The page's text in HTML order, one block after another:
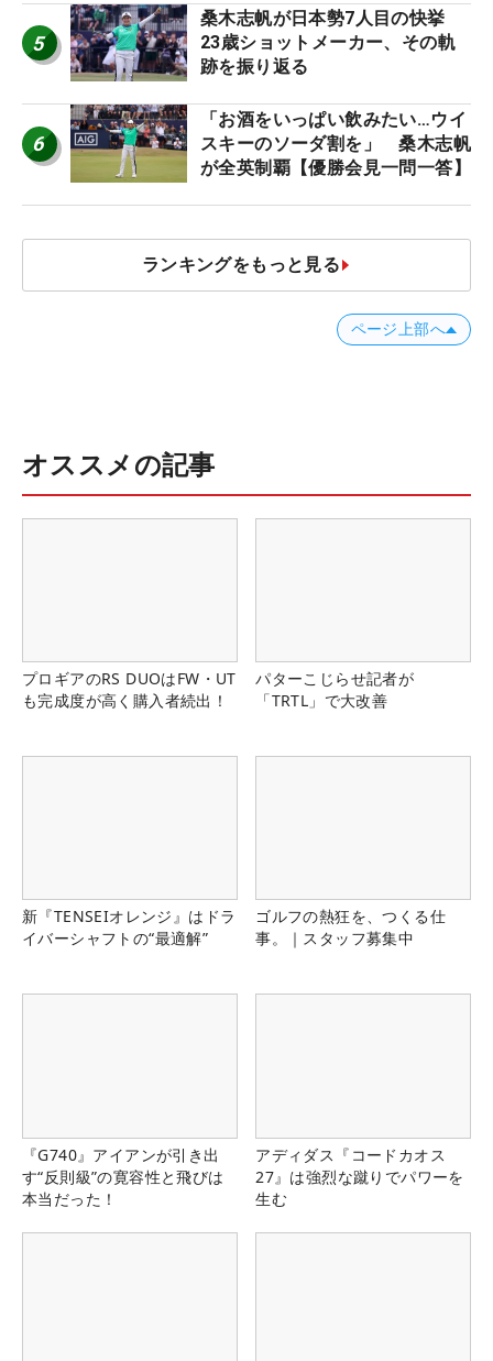
5
桑木志帆が日本勢7人目の快挙
23歳ショットメーカー、その軌
跡を振り返る
6
「お酒をいっぱい飲みたい…ウイ
スキーのソーダ割を」 桑木志帆
が全英制覇【優勝会見一問一答】
ランキングをもっと見る
ページ上部へ
オススメの記事
プロギアのRS DUOはFW・UT
も完成度が高く購入者続出！
パターこじらせ記者が
「TRTL」で大改善
新『TENSEIオレンジ』はドラ
イバーシャフトの“最適解”
ゴルフの熱狂を、つくる仕
事。｜スタッフ募集中
『G740』アイアンが引き出
す“反則級”の寛容性と飛びは
本当だった！
アディダス『コードカオス
27』は強烈な蹴りでパワーを
生む